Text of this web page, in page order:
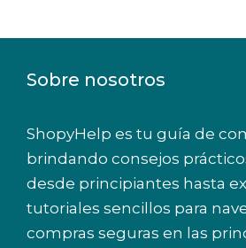
Sobre nosotros
ShopyHelp es tu guía de
brindando consejos
desde principiantes hasta
tutoriales sencillos para
compras seguras en las